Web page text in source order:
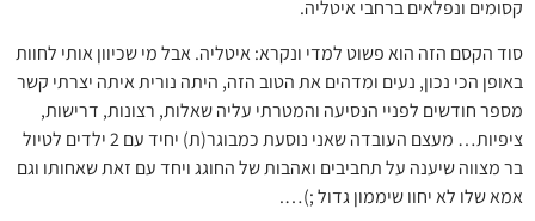
קסומים ונפלאים ברחבי איטליה.
סוד הקסם הזה הוא פשוט למדי ונקרא: איטליה. אבל מי שכיוון אותי לחוות
באופן הכי נכון, נעים ומדהים את הטוב הזה, היתה נורית איתה יצרתי קשר
מספר חודשים לפניי הנסיעה והמטרתי עליה שאלות, רצונות, דרישות,
ציפיות… מעצם העובדה שאני נוסעת כמבוגר(ת) יחיד עם 2 ילדים לטיול
בר מצווה שיענה על תחביבים ואהבות של החוגג ויחד עם זאת שאחותו וגם
אמא שלו לא יחוו שיממון גדול ;)….